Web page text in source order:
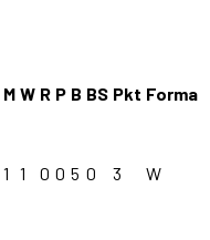
M W R P B BS Pkt Forma
1 1 0 0 5 0 3 W